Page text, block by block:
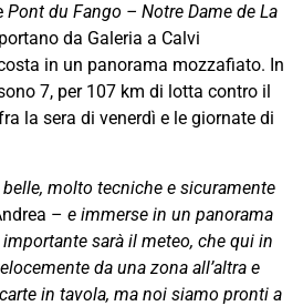
Pont du Fango – Notre Dame de La
da Galeria a Calvi
in un panorama mozzafiato. In
7, per 107 km di lotta contro il
la sera di venerdì e le giornate di
molto tecniche e sicuramente
– e immerse in un panorama
sarà il meteo, che qui in
da una zona all’altra e
in tavola, ma noi siamo pronti a